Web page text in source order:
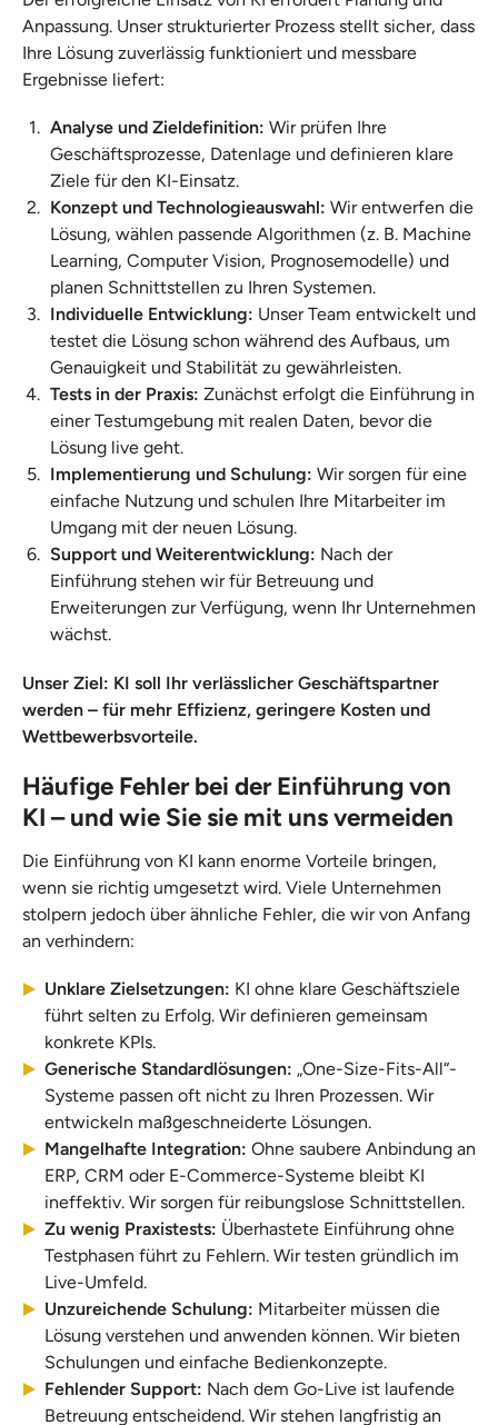
Anpassung. Unser strukturierter Prozess stellt sicher, dass
Ihre Lösung zuverlässig funktioniert und messbare
Ergebnisse liefert:
Analyse und Zieldefinition: Wir prüfen Ihre
Geschäftsprozesse, Datenlage und definieren klare
Ziele für den KI-Einsatz.
Konzept und Technologieauswahl: Wir entwerfen die
Lösung, wählen passende Algorithmen (z. B. Machine
Learning, Computer Vision, Prognosemodelle) und
planen Schnittstellen zu Ihren Systemen.
Individuelle Entwicklung: Unser Team entwickelt und
testet die Lösung schon während des Aufbaus, um
Genauigkeit und Stabilität zu gewährleisten.
Tests in der Praxis: Zunächst erfolgt die Einführung in
einer Testumgebung mit realen Daten, bevor die
Lösung live geht.
Implementierung und Schulung: Wir sorgen für eine
einfache Nutzung und schulen Ihre Mitarbeiter im
Umgang mit der neuen Lösung.
Support und Weiterentwicklung: Nach der
Einführung stehen wir für Betreuung und
Erweiterungen zur Verfügung, wenn Ihr Unternehmen
wächst.
Unser Ziel: KI soll Ihr verlässlicher Geschäftspartner
werden – für mehr Effizienz, geringere Kosten und
Wettbewerbsvorteile.
Häufige Fehler bei der Einführung von
KI – und wie Sie sie mit uns vermeiden
Die Einführung von KI kann enorme Vorteile bringen,
wenn sie richtig umgesetzt wird. Viele Unternehmen
stolpern jedoch über ähnliche Fehler, die wir von Anfang
an verhindern:
Unklare Zielsetzungen: KI ohne klare Geschäftsziele
führt selten zu Erfolg. Wir definieren gemeinsam
konkrete KPIs.
Generische Standardlösungen: „One-Size-Fits-All“-
Systeme passen oft nicht zu Ihren Prozessen. Wir
entwickeln maßgeschneiderte Lösungen.
Mangelhafte Integration: Ohne saubere Anbindung an
ERP, CRM oder E-Commerce-Systeme bleibt KI
ineffektiv. Wir sorgen für reibungslose Schnittstellen.
Zu wenig Praxistests: Überhastete Einführung ohne
Testphasen führt zu Fehlern. Wir testen gründlich im
Live-Umfeld.
Unzureichende Schulung: Mitarbeiter müssen die
Lösung verstehen und anwenden können. Wir bieten
Schulungen und einfache Bedienkonzepte.
Fehlender Support: Nach dem Go-Live ist laufende
Betreuung entscheidend. Wir stehen langfristig an